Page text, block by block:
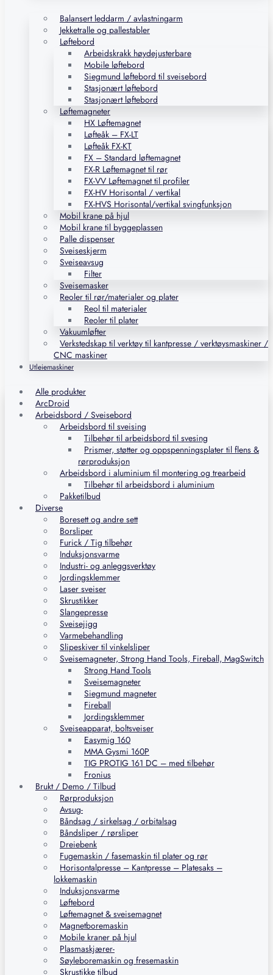
Balansert leddarm / avlastningarm
Jekketralle og pallestabler
Løftebord
Arbeidskrakk høydejusterbare
Mobile løftebord
Siegmund løftebord til sveisebord
Stasjonært løftebord
Stasjonært løftebord
Løftemagneter
HX Løftemagnet
Løfteåk – FX-LT
Løfteåk FX-KT
FX – Standard løftemagnet
FX-R Løftemagnet til rør
FX-VV Løftemagnet til profiler
FX-HV Horisontal / vertikal
FX-HVS Horisontal/vertikal svingfunksjon
Mobil krane på hjul
Mobil krane til byggeplassen
Palle dispenser
Sveiseskjerm
Sveiseavsug
Filter
Sveisemasker
Reoler til rør/materialer og plater
Reol til materialer
Reoler til plater
Vakuumløfter
Verkstedskap til verktøy til kantpresse / verktøysmaskiner /
CNC maskiner
Utleiemaskiner
Alle produkter
ArcDroid
Arbeidsbord / Sveisebord
Arbeidsbord til sveising
Tilbehør til arbeidsbord til svesing
Prismer, støtter og oppspenningsplater til flens &
rørproduksjon
Arbeidsbord i aluminium til montering og trearbeid
Tilbehør til arbeidsbord i aluminium
Pakketilbud
Diverse
Boresett og andre sett
Borsliper
Furick / Tig tilbehør
Induksjonsvarme
Industri- og anleggsverktøy
Jordingsklemmer
Laser sveiser
Skrustikker
Slangepresse
Sveisejigg
Varmebehandling
Slipeskiver til vinkelsliper
Sveisemagneter, Strong Hand Tools, Fireball, MagSwitch
Strong Hand Tools
Sveisemagneter
Siegmund magneter
Fireball
Jordingsklemmer
Sveiseapparat, boltsveiser
Easymig 160
MMA Gysmi 160P
TIG PROTIG 161 DC – med tilbehør
Fronius
Brukt / Demo / Tilbud
Rørproduksjon
Avsug-
Båndsag / sirkelsag / orbitalsag
Båndsliper / rørsliper
Dreiebenk
Fugemaskin / fasemaskin til plater og rør
Horisontalpresse – Kantpresse – Platesaks –
lokkemaskin
Induksjonsvarme
Løftebord
Løftemagnet & sveisemagnet
Magnetboremaskin
Mobile kraner på hjul
Plasmaskjærer-
Søyleboremaskin og fresemaskin
Skrustikke tilbud